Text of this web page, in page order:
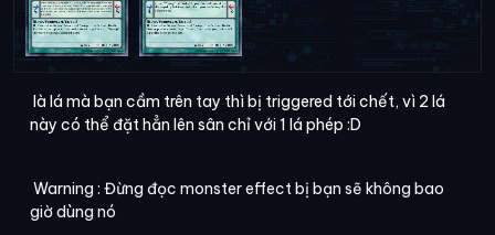
là lá mà bạn cầm trên tay thì bị triggered tới chết, vì 2 lá
này có thể đặt hẳn lên sân chỉ với 1 lá phép :D
Warning : Đừng đọc monster effect bị bạn sẽ không bao
giờ dùng nó